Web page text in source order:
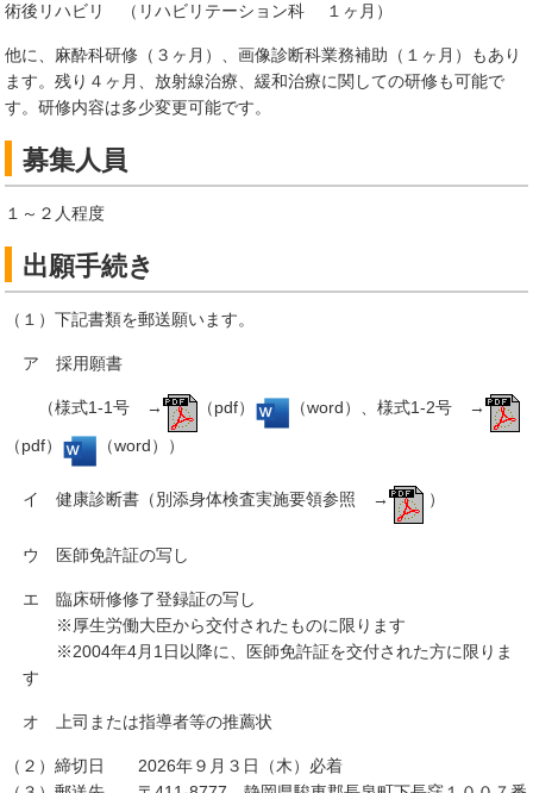
術後リハビリ （リハビリテーション科 １ヶ月）
他に、麻酔科研修（３ヶ月）、画像診断科業務補助（１ヶ月）もあり
ます。残り４ヶ月、放射線治療、緩和治療に関しての研修も可能で
す。研修内容は多少変更可能です。
募集人員
１～２人程度
出願手続き
（１）下記書類を郵送願います。
ア 採用願書
（様式1-1号 → （pdf）
（word）、様式1-2号 →
（pdf）
（word））
イ 健康診断書（別添身体検査実施要領参照 → ）
ウ 医師免許証の写し
エ 臨床研修修了登録証の写し
※厚生労働大臣から交付されたものに限ります
※2004年4月1日以降に、医師免許証を交付された方に限りま
す
オ 上司または指導者等の推薦状
（２）締切日 2026年９月３日（木）必着